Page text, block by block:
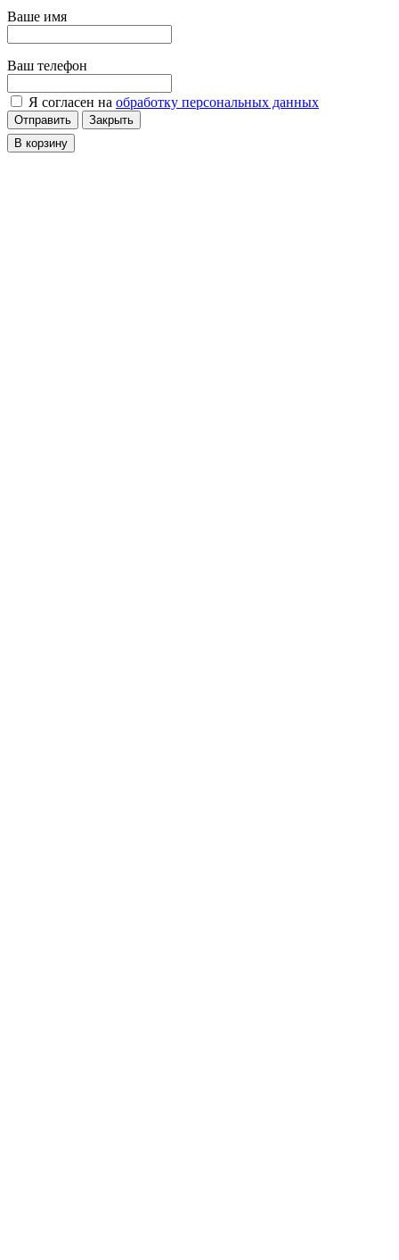
В корзину
Ваше имя
Ваш телефон
Я согласен на обработку персональных данных
Отправить Закрыть